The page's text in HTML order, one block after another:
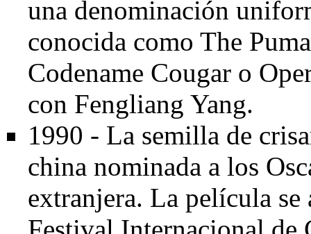
una denominación
conocida como The
Codename Cougar o
con Fengliang Yang.
1990 - La semilla de
china nominada a los
extranjera. La película